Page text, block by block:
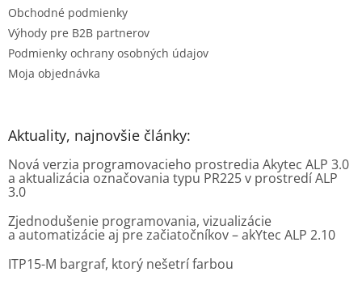
Obchodné podmienky
Výhody pre B2B partnerov
Podmienky ochrany osobných údajov
Moja objednávka
Aktuality, najnovšie články:
Nová verzia programovacieho prostredia Akytec ALP 3.0
a aktualizácia označovania typu PR225 v prostredí ALP
3.0
Zjednodušenie programovania, vizualizácie
a automatizácie aj pre začiatočníkov – akYtec ALP 2.10
ITP15-M bargraf, ktorý nešetrí farbou